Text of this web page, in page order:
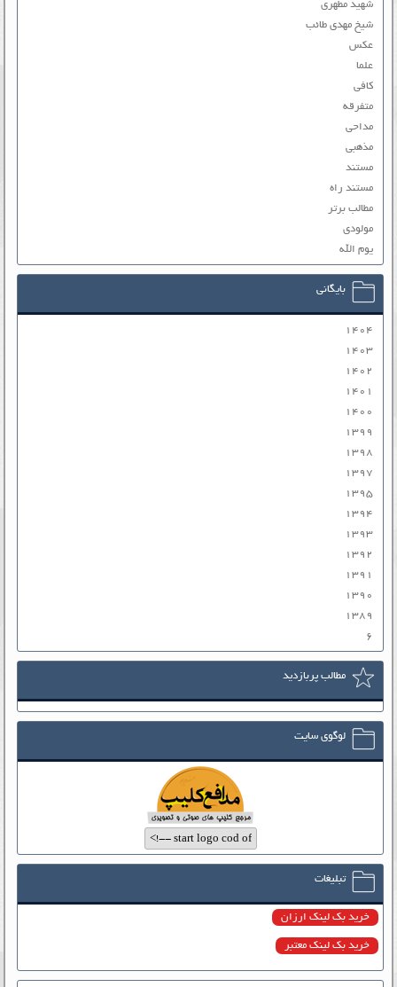
شهید مطهری
شیخ مهدی طائب
عکس
علما
کافی
متفرقه
مداحی
مذهبی
مستند
مستند راه
مطالب برتر
مولودی
یوم الله
بایگانی
۱۴۰۴
۱۴۰۳
۱۴۰۲
۱۴۰۱
۱۴۰۰
۱۳۹۹
۱۳۹۸
۱۳۹۷
۱۳۹۵
۱۳۹۴
۱۳۹۳
۱۳۹۲
۱۳۹۱
۱۳۹۰
۱۳۸۹
۶
مطالب پربازدید
لوگوی سایت
تبلیغات
خرید بک لینک ارزان
خرید بک لینک معتبر